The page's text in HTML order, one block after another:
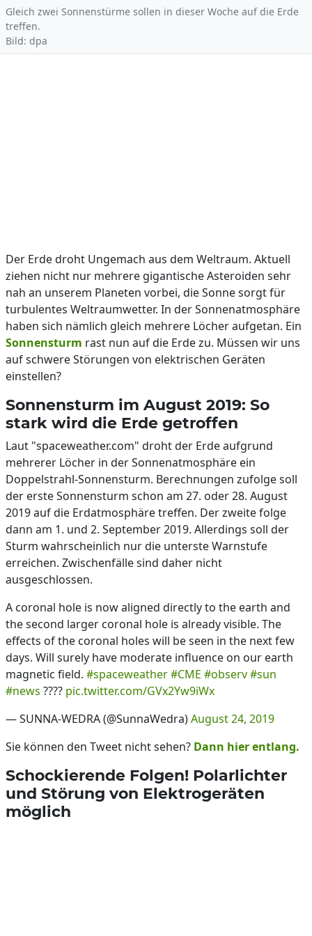
Gleich zwei Sonnenstürme sollen in dieser Woche auf die Erde
treffen.
Bild: dpa
Der Erde droht Ungemach aus dem Weltraum. Aktuell
ziehen nicht nur mehrere gigantische Asteroiden sehr
nah an unserem Planeten vorbei, die Sonne sorgt für
turbulentes Weltraumwetter. In der Sonnenatmosphäre
haben sich nämlich gleich mehrere Löcher aufgetan. Ein
Sonnensturm rast nun auf die Erde zu. Müssen wir uns
auf schwere Störungen von elektrischen Geräten
einstellen?
Sonnensturm im August 2019: So
stark wird die Erde getroffen
Laut "spaceweather.com" droht der Erde aufgrund
mehrerer Löcher in der Sonnenatmosphäre ein
Doppelstrahl-Sonnensturm. Berechnungen zufolge soll
der erste Sonnensturm schon am 27. oder 28. August
2019 auf die Erdatmosphäre treffen. Der zweite folge
dann am 1. und 2. September 2019. Allerdings soll der
Sturm wahrscheinlich nur die unterste Warnstufe
erreichen. Zwischenfälle sind daher nicht
ausgeschlossen.
A coronal hole is now aligned directly to the earth and
the second larger coronal hole is already visible. The
effects of the coronal holes will be seen in the next few
days. Will surely have moderate influence on our earth
magnetic field. #spaceweather#CME #observ#sun
#news ???? pic.twitter.com/GVx2Yw9iWx
— SUNNA-WEDRA (@SunnaWedra)August 24, 2019
Sie können den Tweet nicht sehen? Dann hier entlang.
Schockierende Folgen! Polarlichter
und Störung von Elektrogeräten
möglich